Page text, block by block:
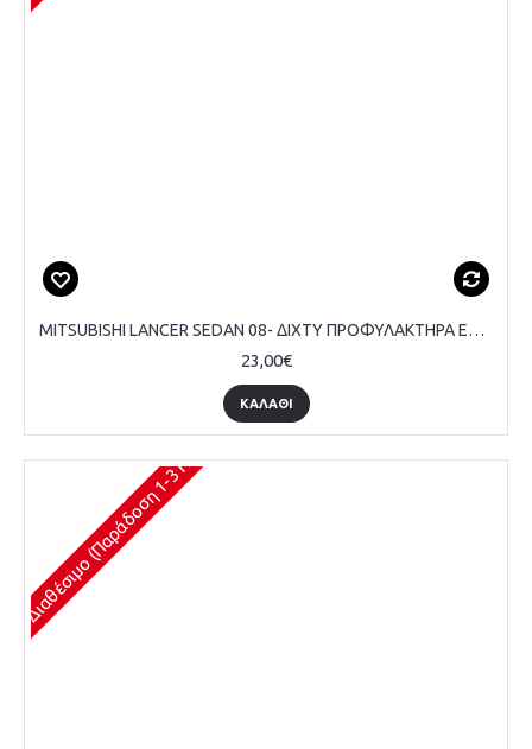
MITSUBISHI LANCER SEDAN 08- ΔΙΧΤΥ ΠΡΟΦΥΛΑΚΤΗΡΑ ΕΜΠΡΟΣ ΑΚΡΑΙΟ (ΜΕ ΤΡΥΠΑ ΠΡΟΒΟΛΕΑ) (EVO) - ΟΔΗΓΟΥ
23,00€
ΚΑΛΆΘΙ
Διαθέσιμο (Παράδοση 1-3 Ημέρες)